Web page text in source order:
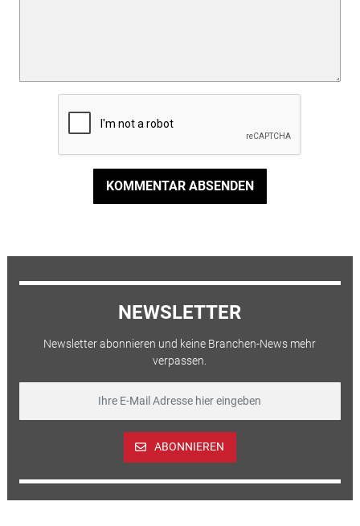
KOMMENTAR ABSENDEN
NEWSLETTER
Newsletter abonnieren und keine Branchen-News mehr
verpassen.
ABONNIEREN